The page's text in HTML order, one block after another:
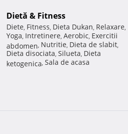
Dietă & Fitness
Diete, Fitness, Dieta Dukan, Relaxare,
Yoga, Intretinere, Aerobic, Exercitii
abdomen, Nutritie, Dieta de slabit,
Dieta disociata, Silueta, Dieta
ketogenica, Sala de acasa